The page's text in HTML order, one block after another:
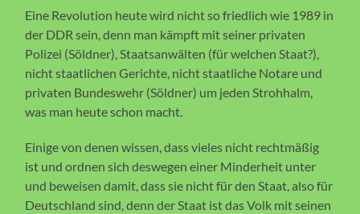
Eine Revolution heute wird nicht so friedlich wie 1989 in
der DDR sein, denn man kämpft mit seiner privaten
Polizei (Söldner), Staatsanwälten (für welchen Staat?),
nicht staatlichen Gerichte, nicht staatliche Notare und
privaten Bundeswehr (Söldner) um jeden Strohhalm,
was man heute schon macht.
Einige von denen wissen, dass vieles nicht rechtmäßig
ist und ordnen sich deswegen einer Minderheit unter
und beweisen damit, dass sie nicht für den Staat, also für
Deutschland sind, denn der Staat ist das Volk mit seinen